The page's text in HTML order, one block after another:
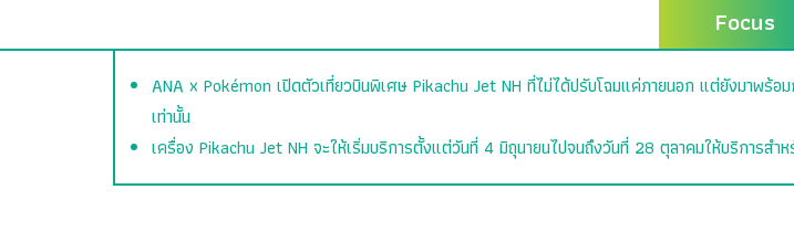
Focus
ANA x Pokémon เปิดตัวเที่ยวบินพิเศษ​ Pikachu Jet NH ที่ไม่ได้ปรับโฉมแค่ภายนอก แต่ยังมาพร้
เท่านั้น
เครื่อง Pikachu Jet NH จะให้เริ่มบริการตั้งแต่วันที่ 4 มิถุนายนไปจนถึงวันที่ 28 ตุลาคมให้บริการสำ